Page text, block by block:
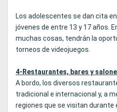
Los adolescentes se dan cita
jóvenes de entre 13 y 17 años.
muchas cosas, tendrán la
torneos de videojuegos.
4-Restaurantes, bares y
A bordo, los diversos
tradicional e internacional y, a
regiones que se visitan durante